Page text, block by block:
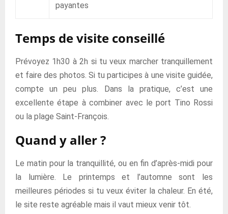
payantes
Temps de visite conseillé
Prévoyez 1h30 à 2h si tu veux marcher tranquillement
et faire des photos. Si tu participes à une visite guidée,
compte un peu plus. Dans la pratique, c’est une
excellente étape à combiner avec le port Tino Rossi
ou la plage Saint-François.
Quand y aller ?
Le matin pour la tranquillité, ou en fin d’après-midi pour
la lumière. Le printemps et l’automne sont les
meilleures périodes si tu veux éviter la chaleur. En été,
le site reste agréable mais il vaut mieux venir tôt.